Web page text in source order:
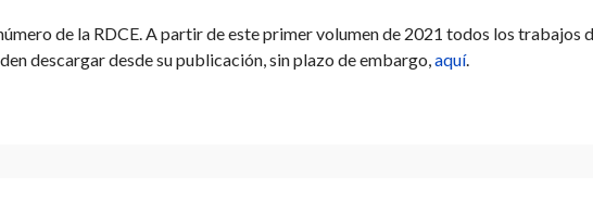
de la RDCE. A partir de este primer volumen de 2021 todos los trabajos
descargar desde su publicación, sin plazo de embargo,aquí.